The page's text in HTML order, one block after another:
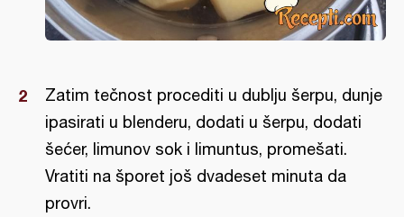
Zatim tečnost procediti u dublju šerpu, dunje
ipasirati u blenderu, dodati u šerpu, dodati
šećer, limunov sok i limuntus, promešati.
Vratiti na šporet još dvadeset minuta da
provri.